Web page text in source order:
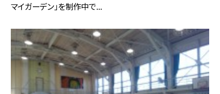
マイガーデン」を制作中で...